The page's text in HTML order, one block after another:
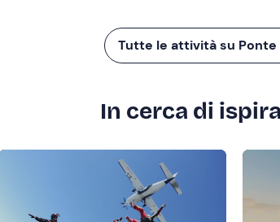
Tutte le attività su Ponte
In cerca di